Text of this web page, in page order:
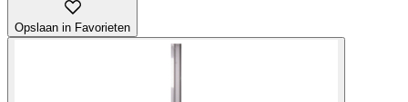
Opslaan in Favorieten